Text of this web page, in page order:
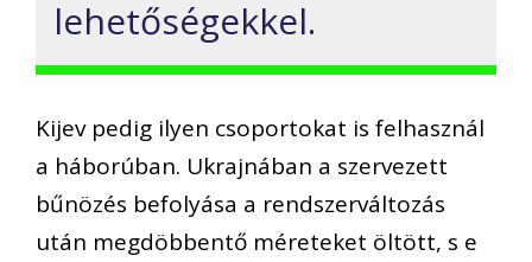
lehetőségekkel.
Kijev pedig ilyen csoportokat is felhasznál
a háborúban. Ukrajnában a szervezett
bűnözés befolyása a rendszerváltozás
után megdöbbentő méreteket öltött, s e